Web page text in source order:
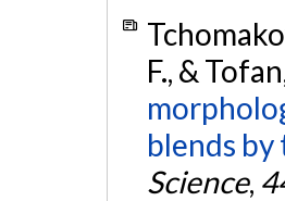
F., &
blends
Science,